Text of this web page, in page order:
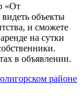
«От
объекты
и сможете
на сутки
в объявлении.
районе